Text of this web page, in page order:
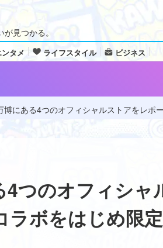
見つかる。
ンタメ ライフスタイル ビジネス
博にある4つのオフィシャルストアをレ
つのオフィシャ
ラボをはじめ限